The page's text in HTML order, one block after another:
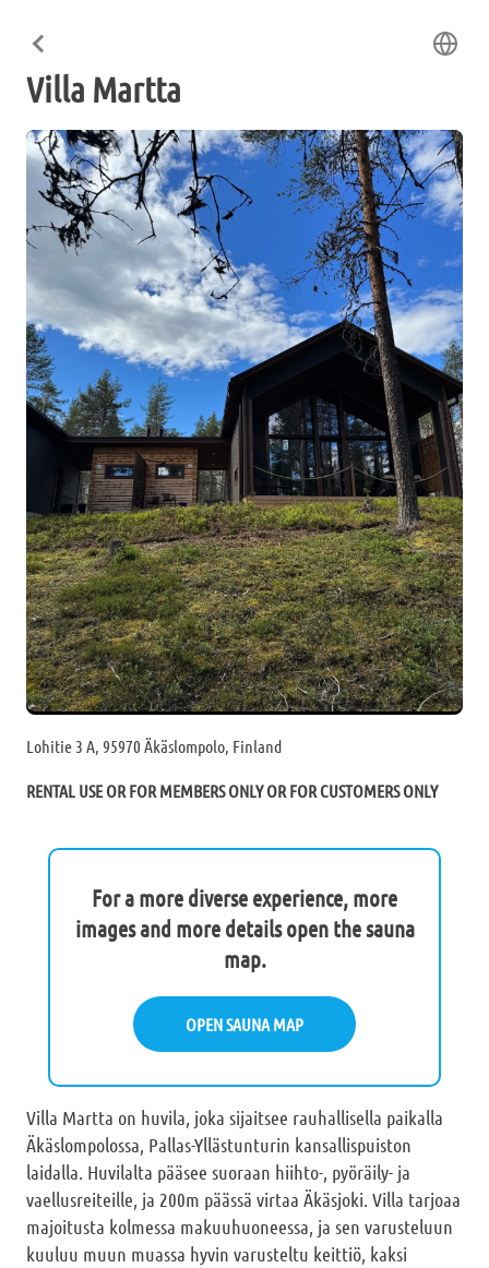
Villa Martta
Lohitie 3 A, 95970 Äkäslompolo, Finland
RENTAL USE OR FOR MEMBERS ONLY OR FOR CUSTOMERS ONLY
For a more diverse experience, more
images and more details open the sauna
map.
OPEN SAUNA MAP
Villa Martta on huvila, joka sijaitsee rauhallisella paikalla
Äkäslompolossa, Pallas-Yllästunturin kansallispuiston
laidalla. Huvilalta pääsee suoraan hiihto-, pyöräily- ja
vaellusreiteille, ja 200m päässä virtaa Äkäsjoki. Villa tarjoaa
majoitusta kolmessa makuuhuoneessa, ja sen varusteluun
kuuluu muun muassa hyvin varusteltu keittiö, kaksi